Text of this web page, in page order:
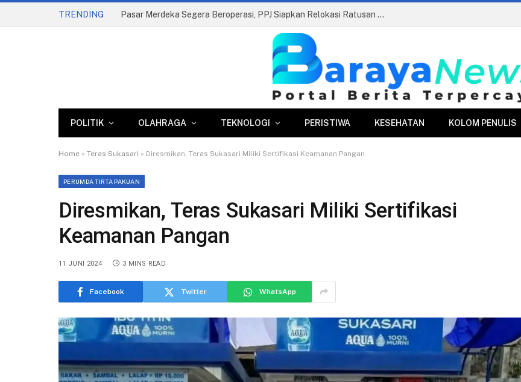
TRENDING Pasar Merdeka Segera Beroperasi, PPJ Siapkan Relokasi Ratusan Pedagang dan PKL
POLITIK OLAHRAGA TEKNOLOGI PERISTIWA KESEHATAN KOLOM PENULIS
Home » Teras Sukasari » Diresmikan, Teras Sukasari Miliki Sertifikasi Keamanan Pangan
PERUMDA TIRTA PAKUAN
Diresmikan, Teras Sukasari Miliki Sertifikasi
Keamanan Pangan
11 JUNI 2024 3 MINS READ
Facebook Twitter WhatsApp